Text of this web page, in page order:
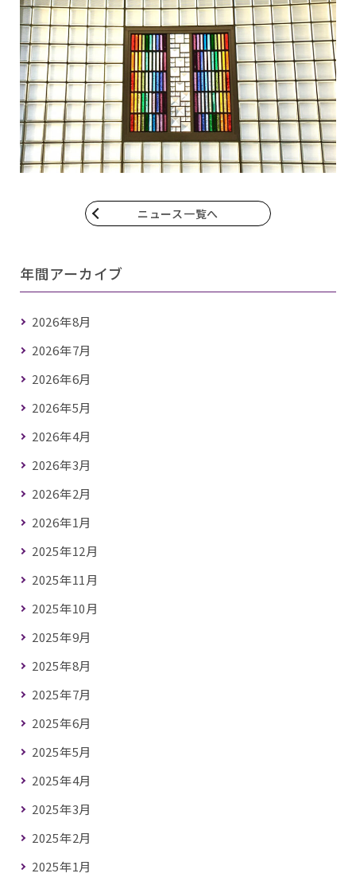
ニュース一覧へ
年間アーカイブ
2026年8月
2026年7月
2026年6月
2026年5月
2026年4月
2026年3月
2026年2月
2026年1月
2025年12月
2025年11月
2025年10月
2025年9月
2025年8月
2025年7月
2025年6月
2025年5月
2025年4月
2025年3月
2025年2月
2025年1月